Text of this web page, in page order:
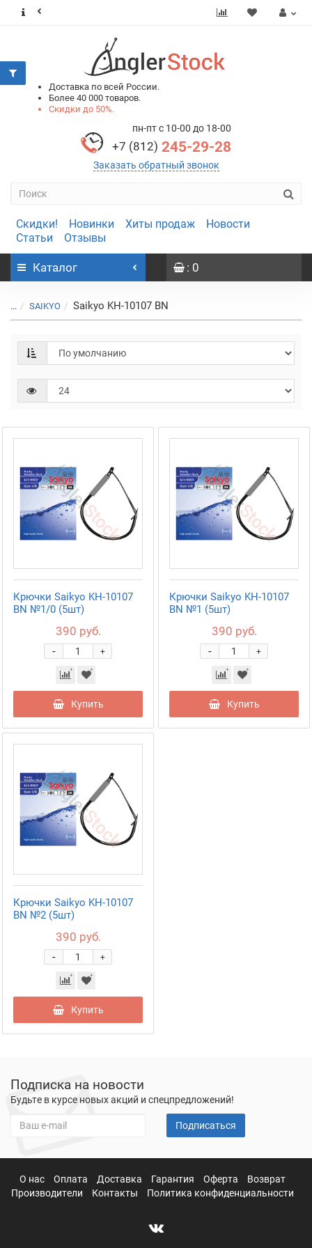
Доставка по всей России.
Более 40 000 товаров.
Скидки до 50%.
пн-пт с 10-00 до 18-00
+7 (812) 245-29-28
Заказать обратный звонок
Скидки! Новинки Хиты продаж
Новости
Статьи
Отзывы
Каталог : 0
... SAIKYO Saikyo KH-10107 BN
Крючки Saikyo KH-10107
BN №1/0 (5шт)
390 руб.
+
-
Купить
Крючки Saikyo KH-10107
BN №1 (5шт)
390 руб.
+
-
Купить
Крючки Saikyo KH-10107
BN №2 (5шт)
390 руб.
+
-
Купить
Подписка на новости
Будьте в курсе новых акций и спецпредложений!
Подписаться
О нас Оплата Доставка Гарантия Оферта
Возврат
Производители
Контакты Политика конфиденциальности